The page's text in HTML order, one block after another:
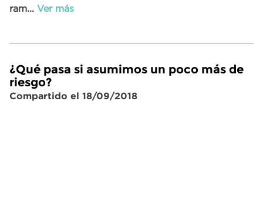
ram... Ver más
¿Qué pasa si asumimos un poco más de
riesgo?
Compartido el 18/09/2018